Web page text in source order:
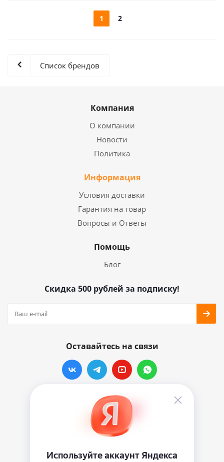
1 2
Список брендов
Компания
О компании
Новости
Политика
Информация
Условия доставки
Гарантия на товар
Вопросы и Ответы
Помощь
Блог
Скидка 500 рублей за подписку!
Оставайтесь на связи
Наши контакты
info@vinylmarkt.ru